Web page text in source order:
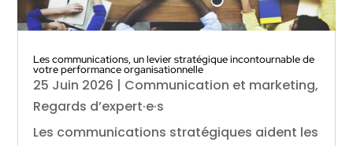
Les communications, un levier stratégique incontournable de
votre performance organisationnelle
25 Juin 2026 | Communication et marketing,
Regards d’expert·e·s
Les communications stratégiques aident les